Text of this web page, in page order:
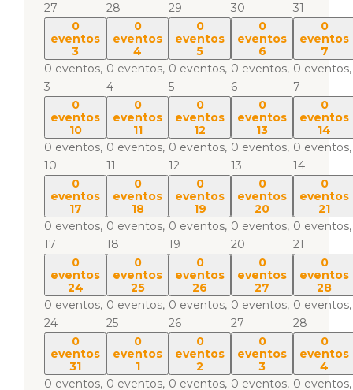
27
28
29
30
31
0
eventos
3
0 eventos,
3
0
eventos
4
0 eventos,
4
0
eventos
5
0 eventos,
5
0
eventos
6
0 eventos,
6
0
eventos
7
0 eventos,
7
0
eventos
10
0 eventos,
10
0
eventos
11
0 eventos,
11
0
eventos
12
0 eventos,
12
0
eventos
13
0 eventos,
13
0
eventos
14
0 eventos,
14
0
eventos
17
0 eventos,
17
0
eventos
18
0 eventos,
18
0
eventos
19
0 eventos,
19
0
eventos
20
0 eventos,
20
0
eventos
21
0 eventos,
21
0
eventos
24
0 eventos,
24
0
eventos
25
0 eventos,
25
0
eventos
26
0 eventos,
26
0
eventos
27
0 eventos,
27
0
eventos
28
0 eventos,
28
0
eventos
31
0 eventos,
0
eventos
1
0 eventos,
0
eventos
2
0 eventos,
0
eventos
3
0 eventos,
0
eventos
4
0 eventos,